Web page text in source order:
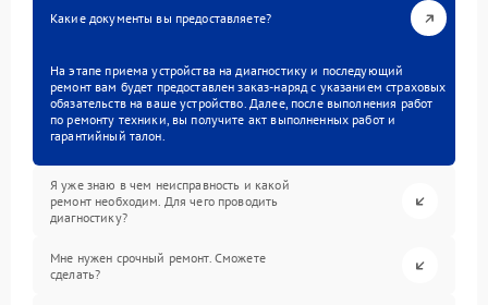
Какие документы вы предоставляете?
На этапе приема устройства на диагностику и последующий
ремонт вам будет предоставлен заказ-наряд с указанием страховых
обязательств на ваше устройство. Далее, после выполнения работ
по ремонту техники, вы получите акт выполненных работ и
гарантийный талон.
Я уже знаю в чем неисправность и какой
ремонт необходим. Для чего проводить
диагностику?
Мне нужен срочный ремонт. Сможете
сделать?